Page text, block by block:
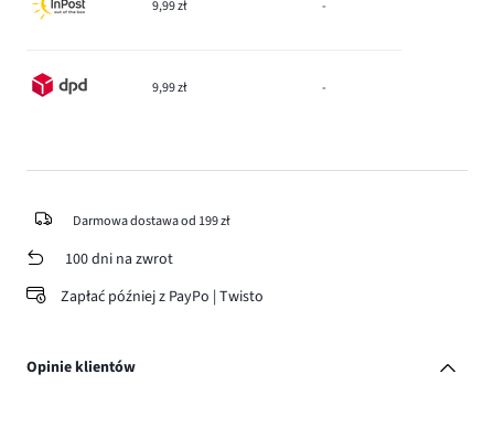
9,99 zł -
9,99 zł -
Darmowa dostawa od 199 zł
100 dni na zwrot
Zapłać później z PayPo | Twisto
Opinie klientów